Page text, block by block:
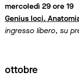
mercoledì 29 ore 19
Genius loci.
ingresso libero, su
ottobre